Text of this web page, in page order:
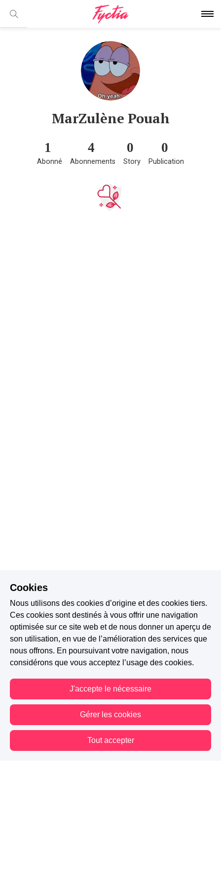
MarZulène Pouah
1
Abonné
4
Abonnements
0
Story
0
Publication
Cookies
Nous utilisons des cookies d’origine et des cookies tiers.
Ces cookies sont destinés à vous offrir une navigation
optimisée sur ce site web et de nous donner un aperçu de
son utilisation, en vue de l’amélioration des services que
nous offrons. En poursuivant votre navigation, nous
considérons que vous acceptez l’usage des cookies.
J'accepte le nécessaire
Gérer les cookies
Tout accepter